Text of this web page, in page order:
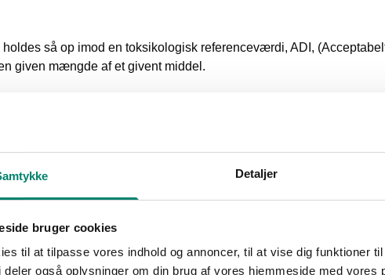
Detaljer
bruger cookies
til at tilpasse vores indhold og annoncer, til at vise dig funktioner
også oplysninger om din brug af vores hjemmeside med vores
så op imod en toksikologisk referenceværdi, ADI,
given mængde af et givent middel.
indtag. Man undersøger, hvor meget man som menneske
hvis det er sådan, at det beregnede indtag ud fra restforsøgene er
hvor et pesticid bliver brugt, og det holdes op mod stoffets
med en pragmatisk metode, om der er en risiko i forhold til det
nye grænseværdier i EU.
stof ikke udgøre mere end 20 procent af stoffets anbefalede
at man som forbruger typisk kan indtage fire andre stoffer på en